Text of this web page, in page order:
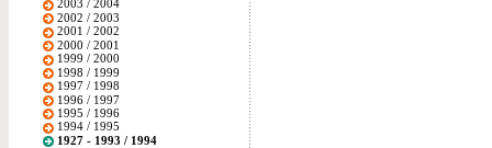
2003 / 2004
2002 / 2003
2001 / 2002
2000 / 2001
1999 / 2000
1998 / 1999
1997 / 1998
1996 / 1997
1995 / 1996
1994 / 1995
1927 - 1993 / 1994